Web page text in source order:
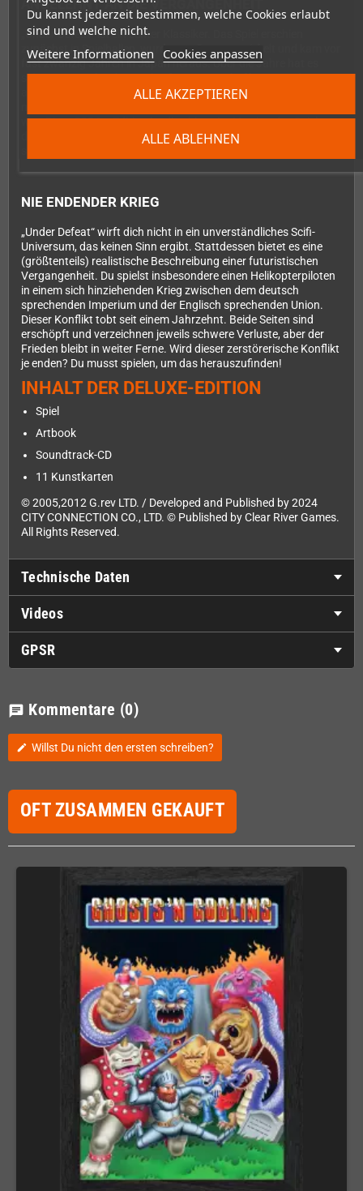
Du kannst jederzeit bestimmen, welche Cookies erlaubt
sind und welche nicht.
Weitere Informationen Cookies anpassen
ALLE ABLEHNEN
ALLE AKZEPTIEREN
ANGELEHNT AN DIE VERGANGENHEIT
„Under Defeat“ ist ein echter Klassiker. Das Spiel erschien
zunächst in Spielhallen, wurde von G.rev entwickelt und kam vor
fast zwanzig Jahren in Japan heraus. Über die Jahre hat es
seinen Weg auf mehrere Plattformen geschafft. Es wurde vor
allem im Jahr 2006 für die Dreamcast veröffentlicht – lange
war. Diese 2024er Edition ist die ultimative Version des Spiels,
darin sind alle früheren Inhalte enthalten, von Genre-Veteranen
NIE ENDENDER KRIEG
„Under Defeat“ wirft dich nicht in ein unverständliches Scifi-
Universum, das keinen Sinn ergibt. Stattdessen bietet es eine
(größtenteils) realistische Beschreibung einer futuristischen
Vergangenheit. Du spielst insbesondere einen Helikopterpiloten
in einem sich hinziehenden Krieg zwischen dem deutsch
sprechenden Imperium und der Englisch sprechenden Union.
Dieser Konflikt tobt seit einem Jahrzehnt. Beide Seiten sind
erschöpft und verzeichnen jeweils schwere Verluste, aber der
Frieden bleibt in weiter Ferne. Wird dieser zerstörerische Konflikt
je enden? Du musst spielen, um das herauszufinden!
INHALT DER DELUXE-EDITION
Spiel
Artbook
Soundtrack-CD
11 Kunstkarten
© 2005,2012 G.rev LTD. / Developed and Published by 2024
CITY CONNECTION CO., LTD. © Published by Clear River Games.
All Rights Reserved.
Technische Daten
Videos
GPSR
chat Kommentare (0)
edit Willst Du nicht den ersten schreiben?
OFT ZUSAMMEN GEKAUFT